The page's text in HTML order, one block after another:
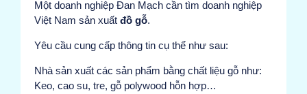
Một doanh nghiệp Đan Mạch cần tìm doanh nghiệp
Việt Nam sản xuất đồ gỗ.
Yêu cầu cung cấp thông tin cụ thể như sau:
Nhà sản xuất các sản phẩm bằng chất liệu gỗ như:
Keo, cao su, tre, gỗ polywood hỗn hợp…